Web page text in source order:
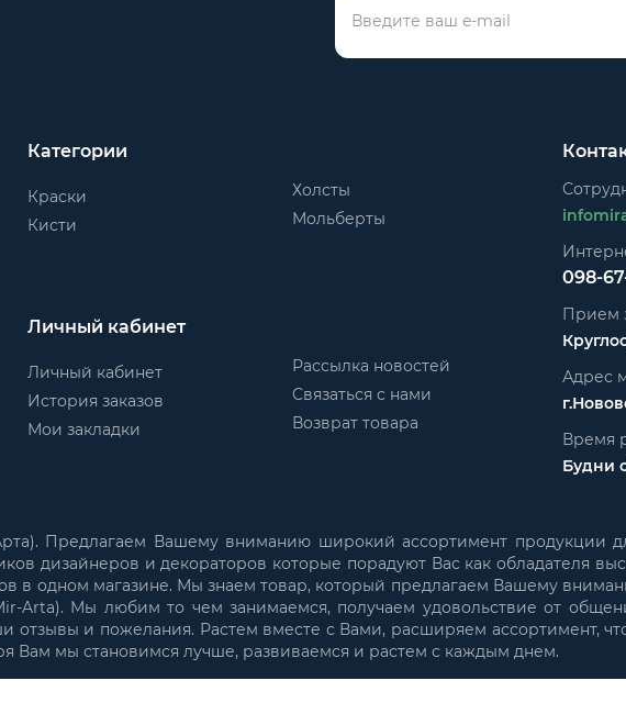
Категории
Краски
Кисти
Холсты
Мольберты
Личный кабинет
Личный кабинет
История заказов
Мои закладки
Рассылка новостей
Связаться с нами
Возврат товара
098-
Прием
Адрес
Время
Будни
Предлагаем Вашему вниманию широкий ассортимент продукции
дизайнеров и декораторов которые порадуют Вас как обладателя
в одном магазине. Мы знаем товар, который предлагаем Вашему
Arta). Мы любим то чем занимаемся, получаем удовольствие от
и пожелания. Растем вместе с Вами, расширяем ассортимент,
Вам мы становимся лучше, развиваемся и растем с каждым днем.